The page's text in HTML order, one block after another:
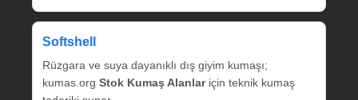
Softshell
Rüzgara ve suya dayanıklı dış giyim kumaşı;
kumas.org Stok Kumaş Alanlariçin teknik kumaş